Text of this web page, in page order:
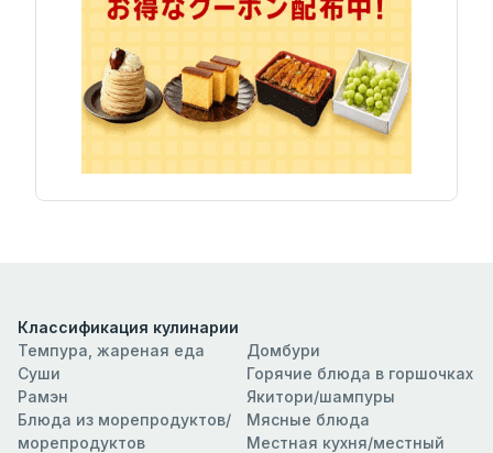
Классификация кулинарии
Темпура, жареная еда
Суши
Рамэн
Блюда из морепродуктов/
морепродуктов
Домбури
Горячие блюда в горшочках
Якитори/шампуры
Мясные блюда
Местная кухня/местный